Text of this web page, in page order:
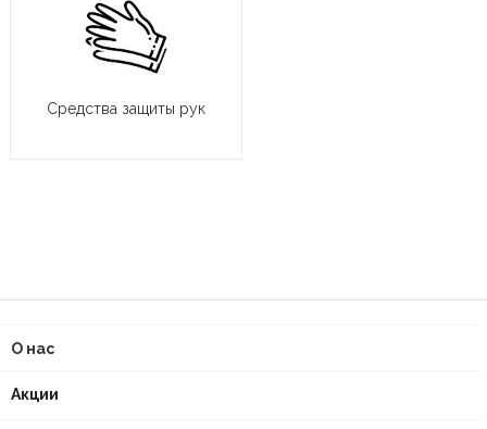
Средства защиты рук
О нас
Акции